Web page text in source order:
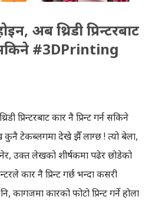
अब थ्रिडी प्रिन्टरबाट
सकिने #3DPrinting
प्रिन्टरबाट कार नै प्रिन्ट गर्न सकिने
टेकब्लगमा देखे झैँ लाग्छ ! त्यो बेला,
उक्त लेखको शीर्षकमात्र पढेर छोडेको
कार नै प्रिन्ट गर्छ भन्दा कसरी
कागजमा कारको फोटो प्रिन्ट गर्ने होला